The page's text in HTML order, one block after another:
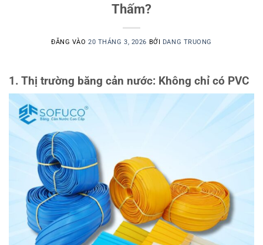
Thấm?
ĐĂNG VÀO20 THÁNG 3, 2026 BỞI DANG TRUONG
1. Thị trường băng cản nước: Không chỉ có PVC